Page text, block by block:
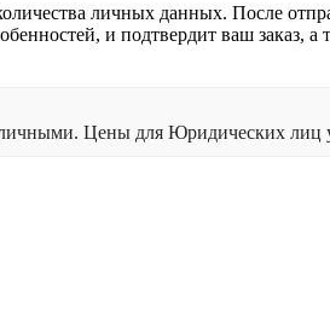
личных данных. После
и подтвердит ваш
Цены для Юридических лиц